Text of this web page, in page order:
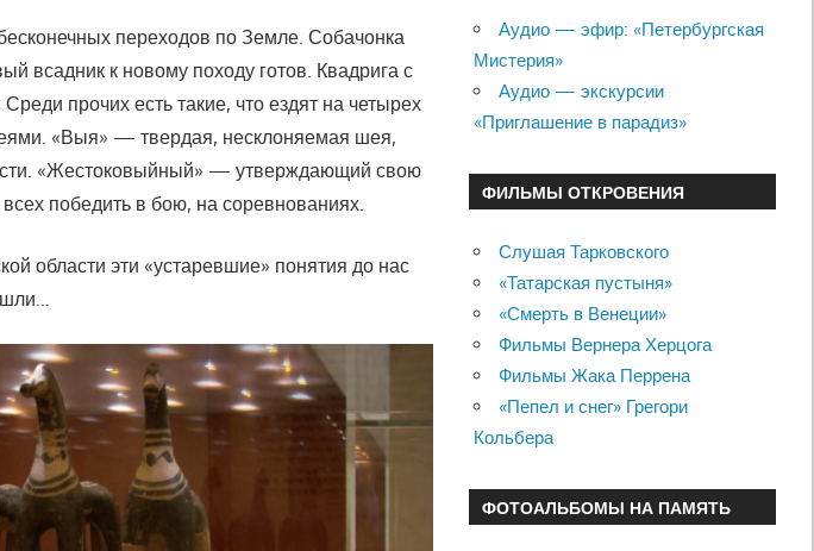
переходов по Земле. Собачонка
всадник к новому походу готов. Квадрига с
прочих есть такие, что ездят на четырех
«Выя» — твердая, несклоняемая шея,
«Жестоковыйный» — утверждающий свою
победить в бою, на соревнованиях.
области эти «устаревшие» понятия до нас
Аудио — эфир: «Петербургская
Мистерия»
Аудио — экскурсии
«Приглашение в парадиз»
ФИЛЬМЫ ОТКРОВЕНИЯ
Слушая Тарковского
«Татарская пустыня»
«Смерть в Венеции»
Фильмы Вернера Херцога
Фильмы Жака Перрена
«Пепел и снег» Грегори
Кольбера
ФОТОАЛЬБОМЫ НА ПАМЯТЬ